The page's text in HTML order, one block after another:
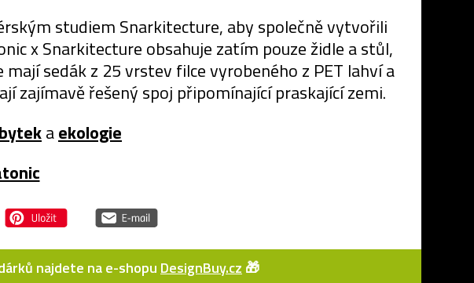
studiem Snarkitecture, aby společně vytvořili
x Snarkitecture obsahuje zatím pouze židle a stůl,
sedák z 25 vrstev filce vyrobeného z PET lahví a
zajímavě řešený spoj připomínající praskající zemi.
aekologie
najdete na e-shopu DesignBuy.cz 🎁